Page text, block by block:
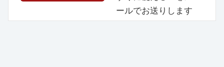
ールでお送りします